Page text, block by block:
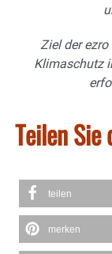
Ziel der ezro
Klimaschutz
Teilen
teilen
merken